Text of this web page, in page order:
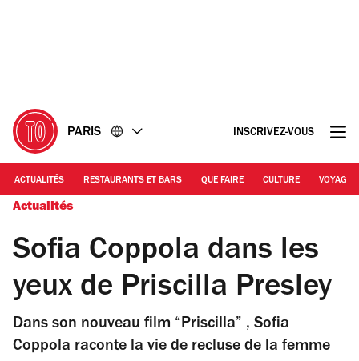
PARIS INSCRIVEZ-VOUS
ACTUALITÉS RESTAURANTS ET BARS QUE FAIRE CULTURE VOYAGE
Actualités
Sofia Coppola dans les
yeux de Priscilla Presley
Dans son nouveau film “Priscilla” , Sofia
Coppola raconte la vie de recluse de la femme